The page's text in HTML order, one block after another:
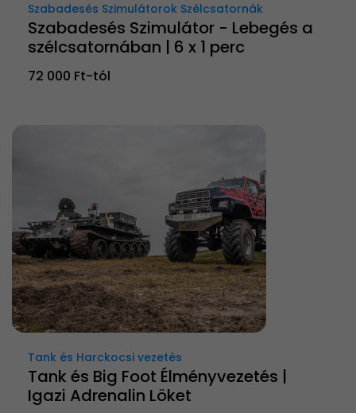
Szabadesés Szimulátorok Szélcsatornák
Szabadesés Szimulátor - Lebegés a
szélcsatornában | 6 x 1 perc
72 000 Ft-tól
Tank és Harckocsi vezetés
Tank és Big Foot Élményvezetés |
Igazi Adrenalin Löket